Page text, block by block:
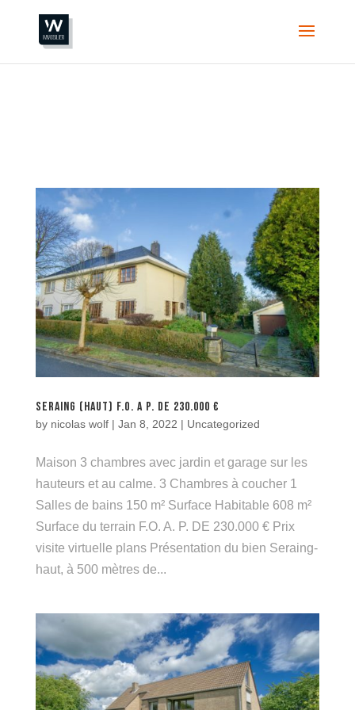
SERAING (HAUT) F.O. A P. DE 230.000 €
by nicolas wolf| Jan 8, 2022 | Uncategorized
Maison 3 chambres avec jardin et garage sur les
hauteurs et au calme. 3 Chambres à coucher 1
Salles de bains 150 m² Surface Habitable 608 m²
Surface du terrain F.O. A. P. DE 230.000 € Prix
visite virtuelle plans Présentation du bien Seraing-
haut, à 500 mètres de...